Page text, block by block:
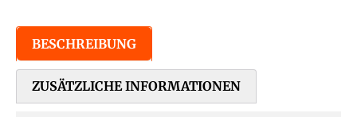
BESCHREIBUNG
ZUSÄTZLICHE INFORMATIONEN